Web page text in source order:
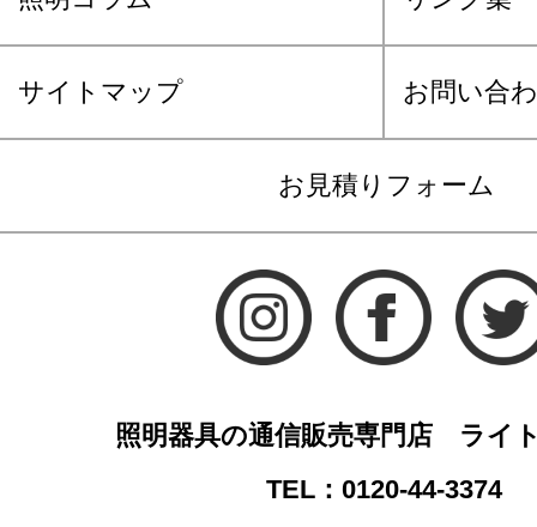
サイトマップ お問い合
お見積りフォーム
照明器具の通信販売専門店 ライ
TEL：0120-44-3374